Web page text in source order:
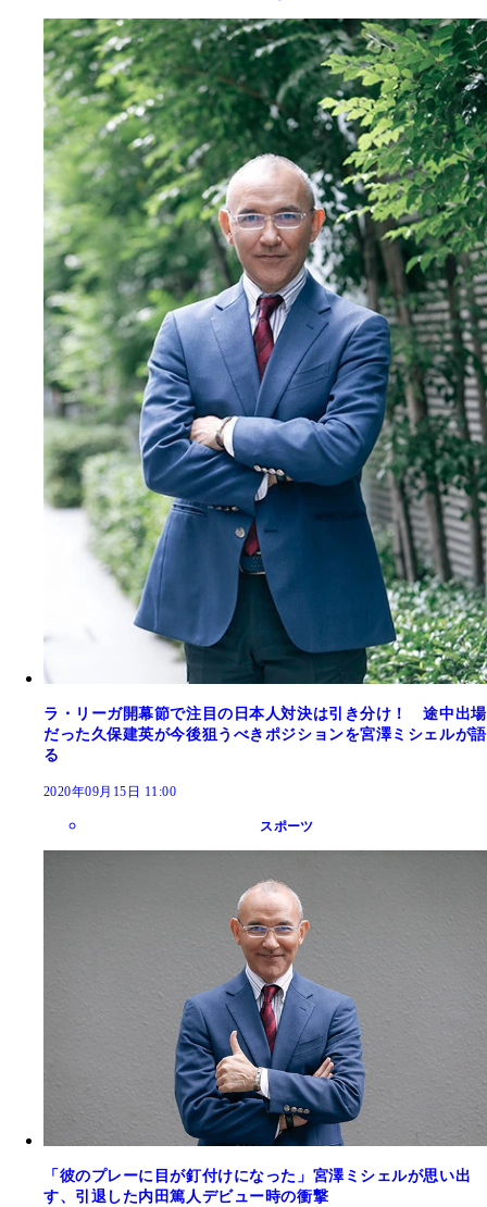
ラ・リーガ開幕節で注目の日本人対決は引き分け！ 途中出場
だった久保建英が今後狙うべきポジションを宮澤ミシェルが語
る
2020年09月15日 11:00
スポーツ
「彼のプレーに目が釘付けになった」宮澤ミシェルが思い出
す、引退した内田篤人デビュー時の衝撃